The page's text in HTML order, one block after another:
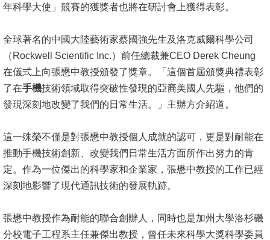
及
程
學
生
事
系
友
會
才
年科學大使」競賽的獲獎者也將在研討會上獲得表彰。
全球著名的中國大陸藝術家蔡國強先生及洛克威爾科學公司
（Rockwell Scientific Inc.）前任總裁兼CEO Derek Cheung
在儀式上向張懋中教授頒發了獎章。「這個首屆頒獎典禮表彰
了在手機技術領域取得突破性發現的亞裔美國人先驅，他們的
發現深刻地改變了我們的日常生活。」主辦方介紹道。
這一殊榮不僅是對張懋中教授個人成就的認可，更是對耐能在
推動手機技術創新、改變我們日常生活方面所作出努力的肯
定。作為一位傑出的科學家和企業家，張懋中教授的工作已經
深刻地影響了現代通訊技術的發展軌跡。
張懋中教授作為耐能的聯合創辦人，同時也是加州大學洛杉磯
分校電子工程系主任兼傑出教授，曾任未來科學大獎科學委員